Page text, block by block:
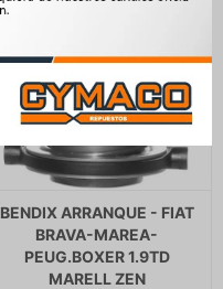
BENDIX ARRANQUE - FIAT
BRAVA-MAREA-
PEUG.BOXER 1.9TD
MARELL ZEN